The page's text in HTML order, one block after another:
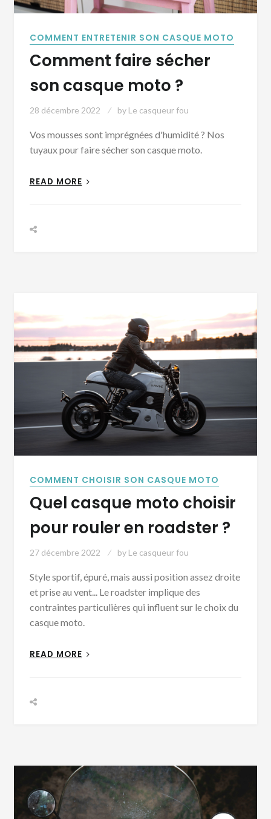
COMMENT ENTRETENIR SON CASQUE MOTO
Comment faire sécher
son casque moto ?
28 décembre 2022 by Le casqueur fou
Vos mousses sont imprégnées d'humidité ? Nos
tuyaux pour faire sécher son casque moto.
READ MORE
COMMENT CHOISIR SON CASQUE MOTO
Quel casque moto choisir
pour rouler en roadster ?
27 décembre 2022 by Le casqueur fou
Style sportif, épuré, mais aussi position assez droite
et prise au vent... Le roadster implique des
contraintes particulières qui influent sur le choix du
casque moto.
READ MORE